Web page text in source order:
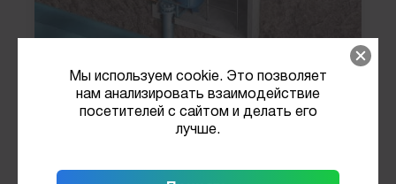
Круглогодичный вариант.
Вода — и зимой, и летом
на улице
Мы используем cookie. Это позволяет
нам анализировать взаимодействие
посетителей с сайтом и делать его
лучше.